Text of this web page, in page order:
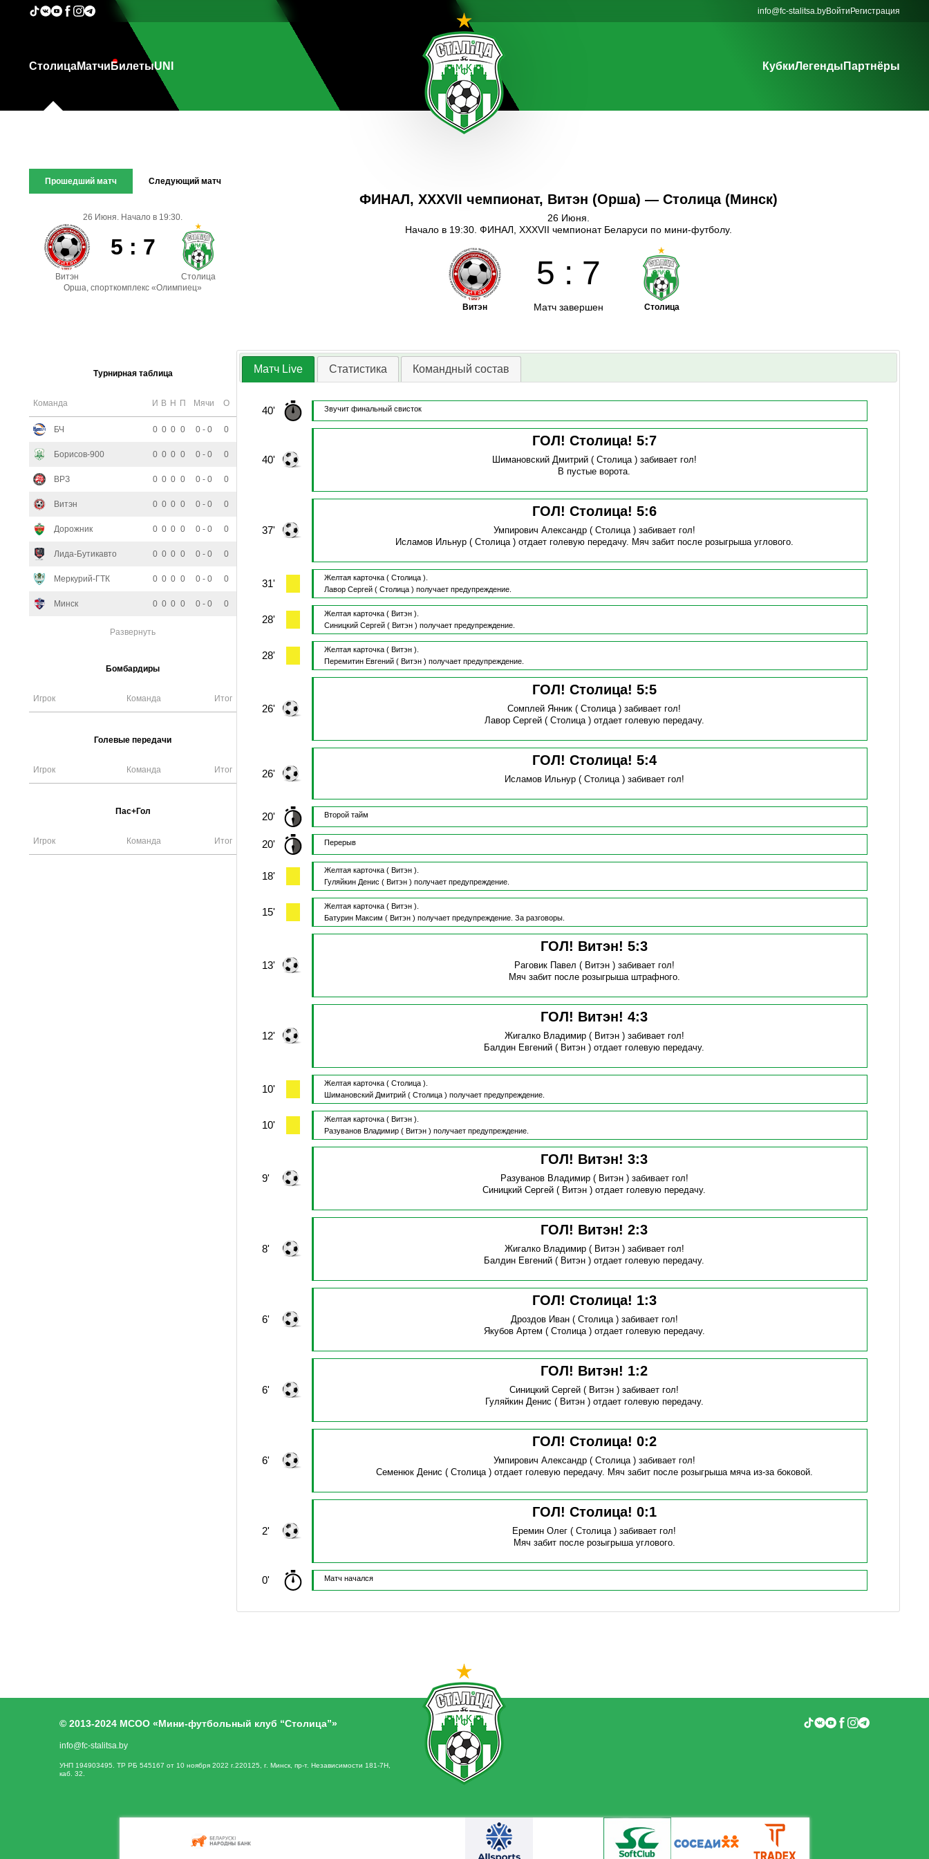
info@fc-stalitsa.byВойти Регистрация
СтолицаМатчи БилетыUNI КубкиЛегенды Партнёры
Прошедший матч Следующий матч
26 Июня. Начало в 19:30.
5 : 7
Витэн
Столица
Орша, спорткомплекс «Олимпиец»
Турнирная таблица
Команда И В Н П Мячи О
БЧ 0 0 0 0 0 - 0 0
Борисов-900 0 0 0 0 0 - 0 0
ВРЗ 0 0 0 0 0 - 0 0
Витэн 0 0 0 0 0 - 0 0
Дорожник 0 0 0 0 0 - 0 0
Лида-Бутикавто 0 0 0 0 0 - 0 0
Меркурий-ГТК 0 0 0 0 0 - 0 0
Минск 0 0 0 0 0 - 0 0
Развернуть
Бомбардиры
Игрок Команда Итог
Голевые передачи
Игрок Команда Итог
Пас+Гол
Игрок Команда Итог
ФИНАЛ, XXXVII чемпионат, Витэн (Орша) — Столица (Минск)
26 Июня.
Начало в 19:30. ФИНАЛ, XXXVII чемпионат Беларуси по мини-футболу.
Витэн
5 : 7
Матч завершен Столица
Матч Live Статистика Командный состав
40' Звучит финальный свисток
40'
ГОЛ! Столица! 5:7
Шимановский Дмитрий( Столица ) забивает гол!
В пустые ворота.
37'
ГОЛ! Столица! 5:6
Умпирович Александр( Столица ) забивает гол!
Исламов Ильнур( Столица ) отдает голевую передачу. Мяч забит после розыгрыша углового.
31' Желтая карточка ( Столица ).
Лавор Сергей( Столица ) получает предупреждение.
28' Желтая карточка ( Витэн ).
Синицкий Сергей( Витэн ) получает предупреждение.
28' Желтая карточка ( Витэн ).
Перемитин Евгений( Витэн ) получает предупреждение.
26'
ГОЛ! Столица! 5:5
Сомплей Янник ( Столица )забивает гол!
Лавор Сергей( Столица ) отдает голевую передачу.
26'
ГОЛ! Столица! 5:4
Исламов Ильнур( Столица ) забивает гол!
20' Второй тайм
20' Перерыв
18' Желтая карточка ( Витэн ).
Гуляйкин Денис ( Витэн ) получает предупреждение.
15' Желтая карточка ( Витэн ).
Батурин Максим ( Витэн ) получает предупреждение. За разговоры.
13'
ГОЛ! Витэн!5:3
Раговик Павел ( Витэн ) забивает гол!
Мяч забит после розыгрыша штрафного.
12'
ГОЛ! Витэн!4:3
Жигалко Владимир( Витэн ) забивает гол!
Балдин Евгений ( Витэн )отдает голевую передачу.
10' Желтая карточка ( Столица ).
Шимановский Дмитрий( Столица ) получает предупреждение.
10' Желтая карточка ( Витэн ).
Разуванов Владимир( Витэн ) получает предупреждение.
9'
ГОЛ! Витэн!3:3
Разуванов Владимир( Витэн ) забивает гол!
Синицкий Сергей ( Витэн )отдает голевую передачу.
8'
ГОЛ! Витэн!2:3
Жигалко Владимир( Витэн ) забивает гол!
Балдин Евгений ( Витэн )отдает голевую передачу.
6'
ГОЛ! Столица! 1:3
Дроздов Иван( Столица ) забивает гол!
Якубов Артем ( Столица ) отдает голевую передачу.
6'
ГОЛ! Витэн! 1:2
Синицкий Сергей ( Витэн )забивает гол!
Гуляйкин Денис ( Витэн ) отдает голевую передачу.
6'
ГОЛ! Столица! 0:2
Умпирович Александр( Столица ) забивает гол!
Семенюк Денис ( Столица ) отдает голевую передачу. Мяч забит после розыгрыша мяча из-за боковой.
2'
ГОЛ! Столица! 0:1
Еремин Олег ( Столица )забивает гол!
Мяч забит после розыгрыша углового.
0' Матч начался
© 2013-2024 МСОО «Мини-футбольный клуб “Столица”»
info@fc-stalitsa.by
УНП 194903495. ТР РБ 545167 от 10 ноября 2022 г.220125, г. Минск, пр-т. Независимости 181-7Н,
каб. 32.